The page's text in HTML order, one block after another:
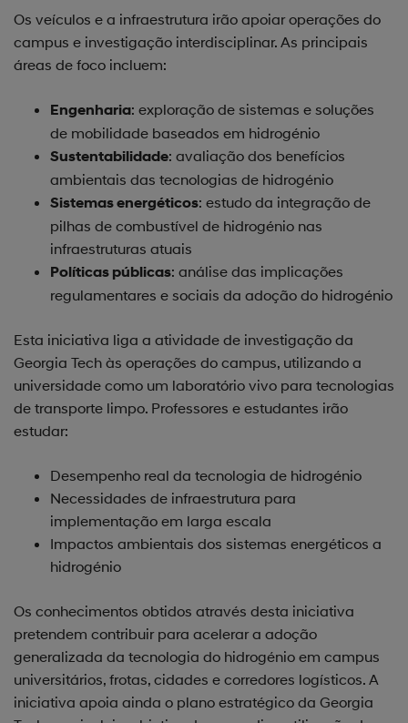
Os veículos e a infraestrutura irão apoiar operações do
campus e investigação interdisciplinar. As principais
áreas de foco incluem:
Engenharia: exploração de sistemas e soluções
de mobilidade baseados em hidrogénio
Sustentabilidade: avaliação dos benefícios
ambientais das tecnologias de hidrogénio
Sistemas energéticos: estudo da integração de
pilhas de combustível de hidrogénio nas
infraestruturas atuais
Políticas públicas: análise das implicações
regulamentares e sociais da adoção do hidrogénio
Esta iniciativa liga a atividade de investigação da
Georgia Tech às operações do campus, utilizando a
universidade como um laboratório vivo para tecnologias
de transporte limpo. Professores e estudantes irão
estudar:
Desempenho real da tecnologia de hidrogénio
Necessidades de infraestrutura para
implementação em larga escala
Impactos ambientais dos sistemas energéticos a
hidrogénio
Os conhecimentos obtidos através desta iniciativa
pretendem contribuir para acelerar a adoção
generalizada da tecnologia do hidrogénio em campus
universitários, frotas, cidades e corredores logísticos. A
iniciativa apoia ainda o plano estratégico da Georgia